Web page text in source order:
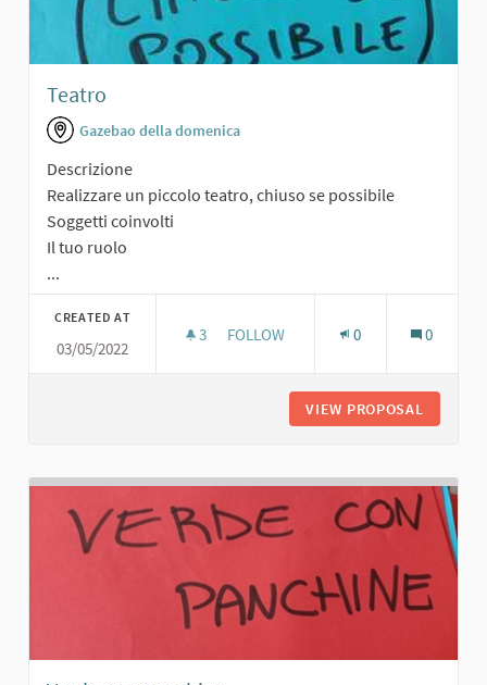
Teatro
Gazebao della domenica
Descrizione
Realizzare un piccolo teatro, chiuso se possibile
Soggetti coinvolti
Il tuo ruolo
...
CREATED AT
03/05/2022
3 3 FOLLOWERS
FOLLOW 0 0
VIEW PROPOSAL